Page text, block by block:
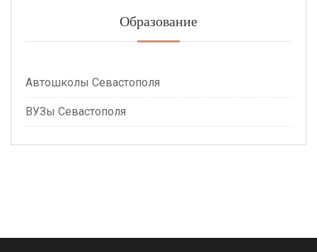
Образование
Автошколы Севастополя
ВУЗы Севастополя